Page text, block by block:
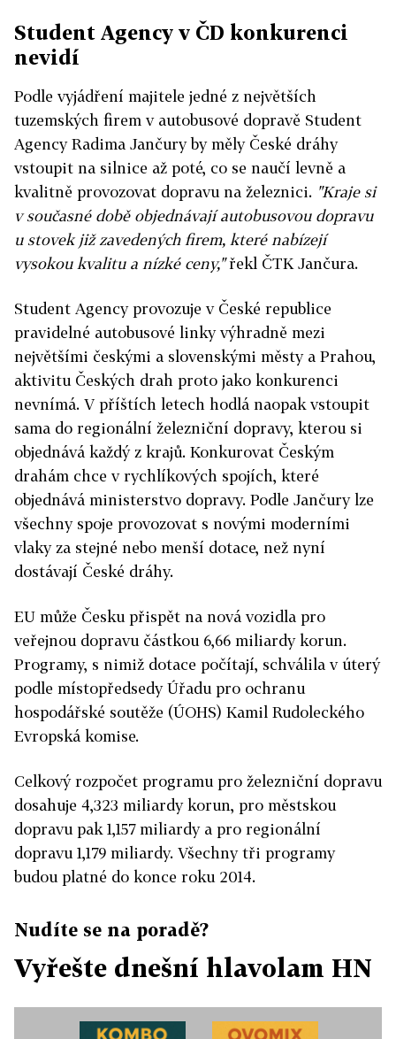
Student Agency v ČD konkurenci
nevidí
Podle vyjádření majitele jedné z největších
tuzemských firem v autobusové dopravě Student
Agency Radima Jančury by měly České dráhy
vstoupit na silnice až poté, co se naučí levně a
kvalitně provozovat dopravu na železnici. "Kraje si
v současné době objednávají autobusovou dopravu
u stovek již zavedených firem, které nabízejí
vysokou kvalitu a nízké ceny,"řekl ČTK Jančura.
Student Agency provozuje v České republice
pravidelné autobusové linky výhradně mezi
největšími českými a slovenskými městy a Prahou,
aktivitu Českých drah proto jako konkurenci
nevnímá. V příštích letech hodlá naopak vstoupit
sama do regionální železniční dopravy, kterou si
objednává každý z krajů. Konkurovat Českým
drahám chce v rychlíkových spojích, které
objednává ministerstvo dopravy. Podle Jančury lze
všechny spoje provozovat s novými moderními
vlaky za stejné nebo menší dotace, než nyní
dostávají České dráhy.
EU může Česku přispět na nová vozidla pro
veřejnou dopravu částkou 6,66 miliardy korun.
Programy, s nimiž dotace počítají, schválila v úterý
podle místopředsedy Úřadu pro ochranu
hospodářské soutěže (ÚOHS) Kamil Rudoleckého
Evropská komise.
Celkový rozpočet programu pro železniční dopravu
dosahuje 4,323 miliardy korun, pro městskou
dopravu pak 1,157 miliardy a pro regionální
dopravu 1,179 miliardy. Všechny tři programy
budou platné do konce roku 2014.
Nudíte se na poradě?
Vyřešte dnešní hlavolam HN